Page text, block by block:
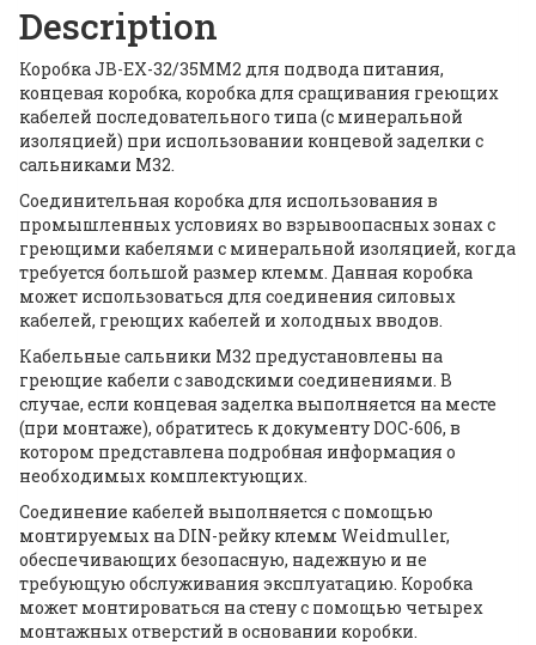
Description
Коробка JB-EX-32/35MM2 для подвода питания,
концевая коробка, коробка для сращивания греющих
кабелей последовательного типа (с минеральной
изоляцией) при использовании концевой заделки с
сальниками M32.
Соединительная коробка для использования в
промышленных условиях во взрывоопасных зонах с
греющими кабелями с минеральной изоляцией, когда
требуется большой размер клемм. Данная коробка
может использоваться для соединения силовых
кабелей, греющих кабелей и холодных вводов.
Кабельные сальники M32 предустановлены на
греющие кабели с заводскими соединениями. В
случае, если концевая заделка выполняется на месте
(при монтаже), обратитесь к документу DOC-606, в
котором представлена подробная информация о
необходимых комплектующих.
Соединение кабелей выполняется с помощью
монтируемых на DIN-рейку клемм Weidmuller,
обеспечивающих безопасную, надежную и не
требующую обслуживания эксплуатацию. Коробка
может монтироваться на стену с помощью четырех
монтажных отверстий в основании коробки.